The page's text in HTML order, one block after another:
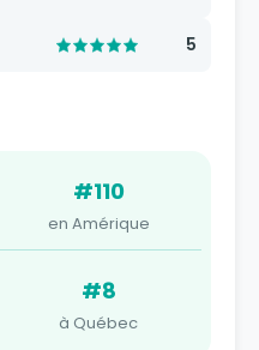
5
#110
en Amérique
#8
à Québec